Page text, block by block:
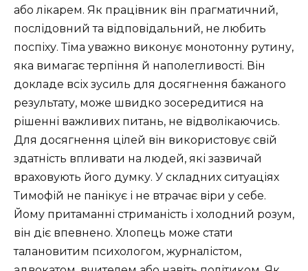
або лікарем. Як працівник він прагматичний,
послідовний та відповідальний, не любить
поспіху. Тіма уважно виконує монотонну рутину,
яка вимагає терпіння й наполегливості. Він
докладе всіх зусиль для досягнення бажаного
результату, може швидко зосередитися на
рішенні важливих питань, не відволікаючись.
Для досягнення цілей він використовує свій
здатність впливати на людей, які зазвичай
враховують його думку. У складних ситуаціях
Тимофій не панікує і не втрачає віри у себе.
Йому притаманні стриманість і холодний розум,
він діє впевнено. Хлопець може стати
талановитим психологом, журналістом,